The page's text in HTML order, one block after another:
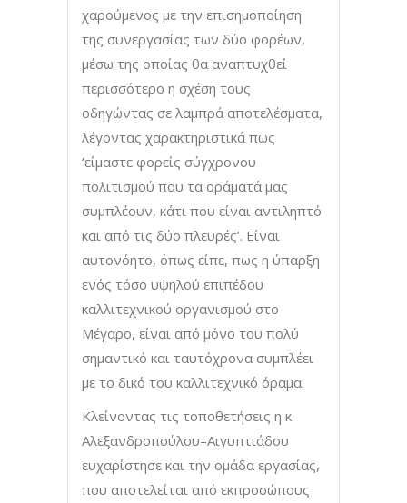
χαρούμενος με την επισημοποίηση
της συνεργασίας των δύο φορέων,
μέσω της οποίας θα αναπτυχθεί
περισσότερο η σχέση τους
οδηγώντας σε λαμπρά αποτελέσματα,
λέγοντας χαρακτηριστικά πως
‘είμαστε φορείς σύγχρονου
πολιτισμού που τα οράματά μας
συμπλέουν, κάτι που είναι αντιληπτό
και από τις δύο πλευρές’. Είναι
αυτονόητο, όπως είπε, πως η ύπαρξη
ενός τόσο υψηλού επιπέδου
καλλιτεχνικού οργανισμού στο
Μέγαρο, είναι από μόνο του πολύ
σημαντικό και ταυτόχρονα συμπλέει
με το δικό του καλλιτεχνικό όραμα.
Κλείνοντας τις τοποθετήσεις η κ.
Αλεξανδροπούλου–Αιγυπτιάδου
ευχαρίστησε και την ομάδα εργασίας,
που αποτελείται από εκπροσώπους